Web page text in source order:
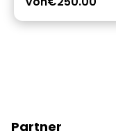
Partner